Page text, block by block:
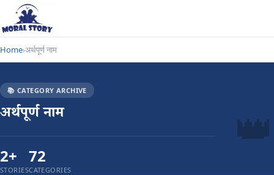
Home›अर्थपूर्ण नाम
📚 CATEGORY ARCHIVE
अर्थपूर्ण नाम
2+
STORIES
72
CATEGORIES
👑